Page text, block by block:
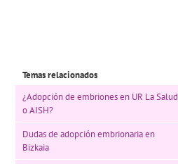
Temas relacionados
¿Adopción de embriones en UR La Salud
o AISH?
Dudas de adopción embrionaria en
Bizkaia